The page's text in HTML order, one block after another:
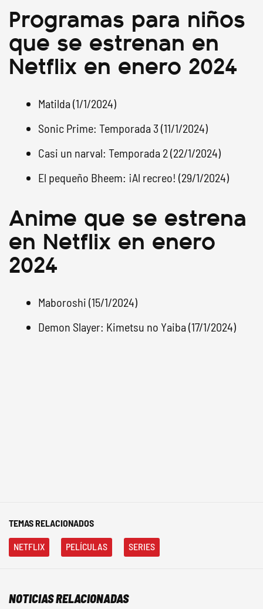
Programas para niños
que se estrenan en
Netflix en enero 2024
Matilda (1/1/2024)
Sonic Prime: Temporada 3 (11/1/2024)
Casi un narval: Temporada 2 (22/1/2024)
El pequeño Bheem: ¡Al recreo! (29/1/2024)
Anime que se estrena
en Netflix en enero
2024
Maboroshi (15/1/2024)
Demon Slayer: Kimetsu no Yaiba (17/1/2024)
TEMAS RELACIONADOS
NETFLIX PELÍCULAS SERIES
NOTICIAS RELACIONADAS